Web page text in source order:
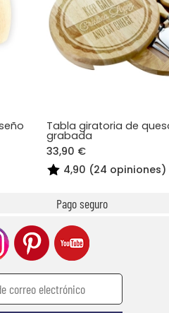
Tabla giratoria de
grabada
33,90 €
4,90 (24 opiniones)
Pago seguro